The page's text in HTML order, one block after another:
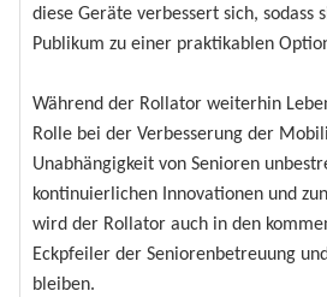
diese Geräte verbessert sich, sodass
Publikum zu einer praktikablen
Während der Rollator weiterhin
Rolle bei der Verbesserung der
Unabhängigkeit von Senioren
kontinuierlichen Innovationen und
wird der Rollator auch in den
Eckpfeiler der Seniorenbetreuung
bleiben.